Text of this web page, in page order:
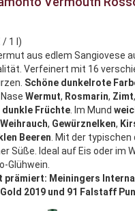
/ 1 l)
aus edlem Sangiovese
Verfeinert mit 16
Schöne dunkelrote
Wermut, Rosmarin, Zimt,
dunkle Früchte . Im Mund
Weihrauch, Gewürznelken,
Beeren . Mit der
Süße. Ideal auf Eis oder im
Glühwein.
prämiert: Meiningers
2019 und 91 Falstaff